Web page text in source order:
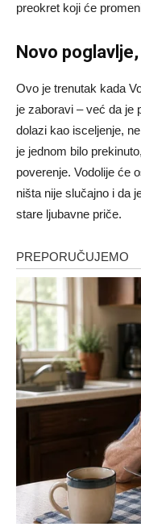
preokret koji će
Novo
Ovo je trenutak kada
je zaboravi – već da je
dolazi kao isceljenje,
je jednom bilo
poverenje. Vodolije će
ništa nije slučajno i da
stare ljubavne priče.